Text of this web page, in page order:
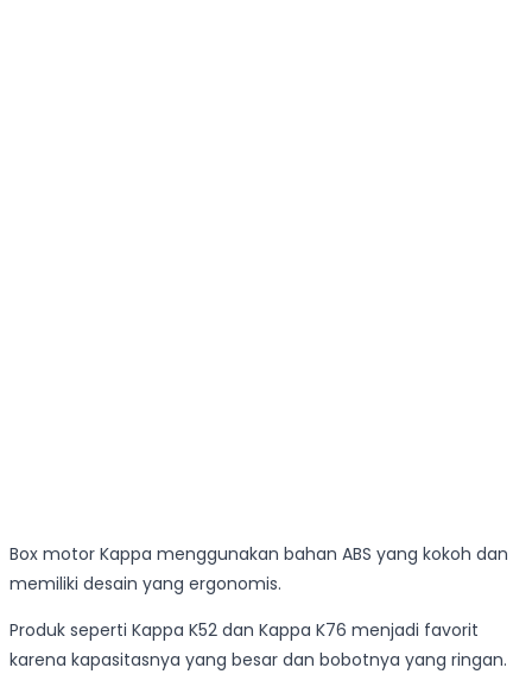
Box motor Kappa menggunakan bahan ABS yang kokoh dan
memiliki desain yang ergonomis.
Produk seperti Kappa K52 dan Kappa K76 menjadi favorit
karena kapasitasnya yang besar dan bobotnya yang ringan.